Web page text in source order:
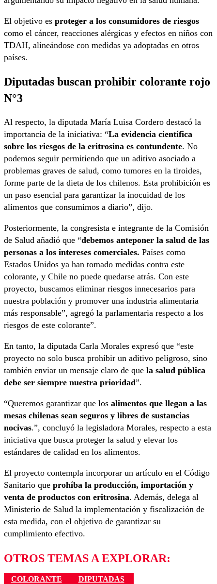
El objetivo es proteger a los consumidores de riesgos
como el cáncer, reacciones alérgicas y efectos en niños con
TDAH, alineándose con medidas ya adoptadas en otros
países.
Diputadas buscan prohibir colorante rojo
N°3
Al respecto, la diputada María Luisa Cordero destacó la
importancia de la iniciativa: “La evidencia científica
sobre los riesgos de la eritrosina es contundente. No
podemos seguir permitiendo que un aditivo asociado a
problemas graves de salud, como tumores en la tiroides,
forme parte de la dieta de los chilenos. Esta prohibición es
un paso esencial para garantizar la inocuidad de los
alimentos que consumimos a diario”, dijo.
Posteriormente, la congresista e integrante de la Comisión
de Salud añadió que “debemos anteponer la salud de las
personas a los intereses comerciales. Países como
Estados Unidos ya han tomado medidas contra este
colorante, y Chile no puede quedarse atrás. Con este
proyecto, buscamos eliminar riesgos innecesarios para
nuestra población y promover una industria alimentaria
más responsable”, agregó la parlamentaria respecto a los
riesgos de este colorante”.
En tanto, la diputada Carla Morales expresó que “este
proyecto no solo busca prohibir un aditivo peligroso, sino
también enviar un mensaje claro de que la salud pública
debe ser siempre nuestra prioridad”.
“Queremos garantizar que los alimentos que llegan a las
mesas chilenas sean seguros y libres de sustancias
nocivas.”, concluyó la legisladora Morales, respecto a esta
iniciativa que busca proteger la salud y elevar los
estándares de calidad en los alimentos.
El proyecto contempla incorporar un artículo en el Código
Sanitario que prohíba la producción, importación y
venta de productos con eritrosina. Además, delega al
Ministerio de Salud la implementación y fiscalización de
esta medida, con el objetivo de garantizar su
cumplimiento efectivo.
OTROS TEMAS A EXPLORAR:
COLORANTE DIPUTADAS